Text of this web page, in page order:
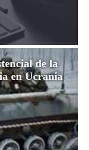
de la
en Ucrania